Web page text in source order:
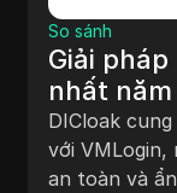
pháp
năm 2025
cung cấp
VMLogin, mang
toàn và ẩn